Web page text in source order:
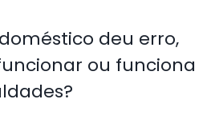
deu erro,
ou funciona